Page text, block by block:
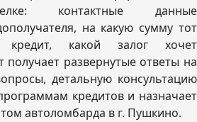
контактные данные
на какую сумму тот
какой залог хочет
получает развернутые ответы на
детальную консультацию
кредитов и назначает
автоломбарда в г. Пушкино.